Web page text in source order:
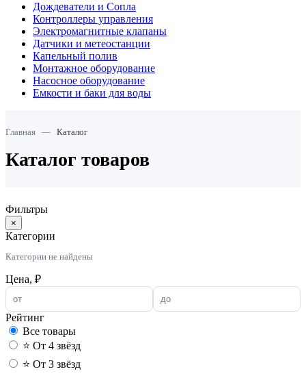
Дождеватели и Сопла
Контроллеры управления
Электромагнитные клапаны
Датчики и метеостанции
Капельный полив
Монтажное оборудование
Насосное оборудование
Емкости и баки для воды
Главная — Каталог
Каталог товаров
Фильтры
×
Категории
Категории не найдены
Цена, ₽
Рейтинг
Все товары
⭐ От 4 звёзд
⭐ От 3 звёзд